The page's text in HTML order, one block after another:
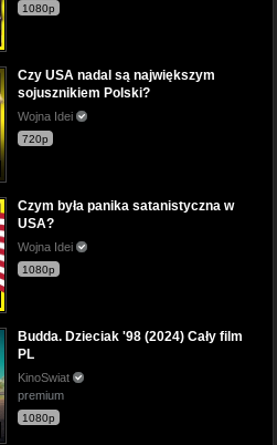
1080p
Czy USA nadal są największym
sojusznikiem Polski?
Wojna Idei
720p
Czym była panika satanistyczna w
USA?
Wojna Idei
1080p
Budda. Dzieciak '98 (2024) Cały film
PL
KinoSwiat
premium
1080p